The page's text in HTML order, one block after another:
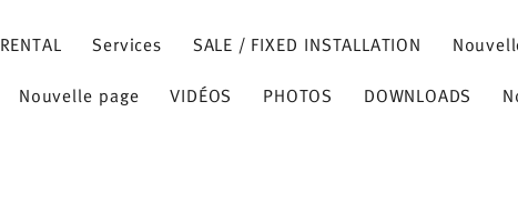
RENTAL Services SALE / FIXED INSTALLATION
Nouvelle page VIDÉOS PHOTOS DOWNLOADS